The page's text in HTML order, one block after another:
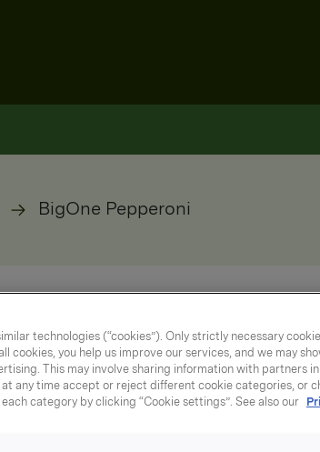
BigOne Pepperoni
technologies (“cookies”). Only strictly necessary
cookies, you help us improve our services, and we may
This may involve sharing information with partners in
any time accept or reject different cookie categories, or
category by clicking “Cookie settings”. See also our